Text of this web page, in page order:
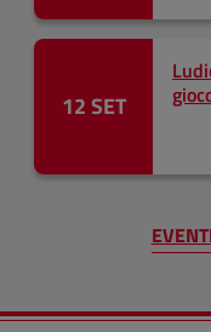
12 SET